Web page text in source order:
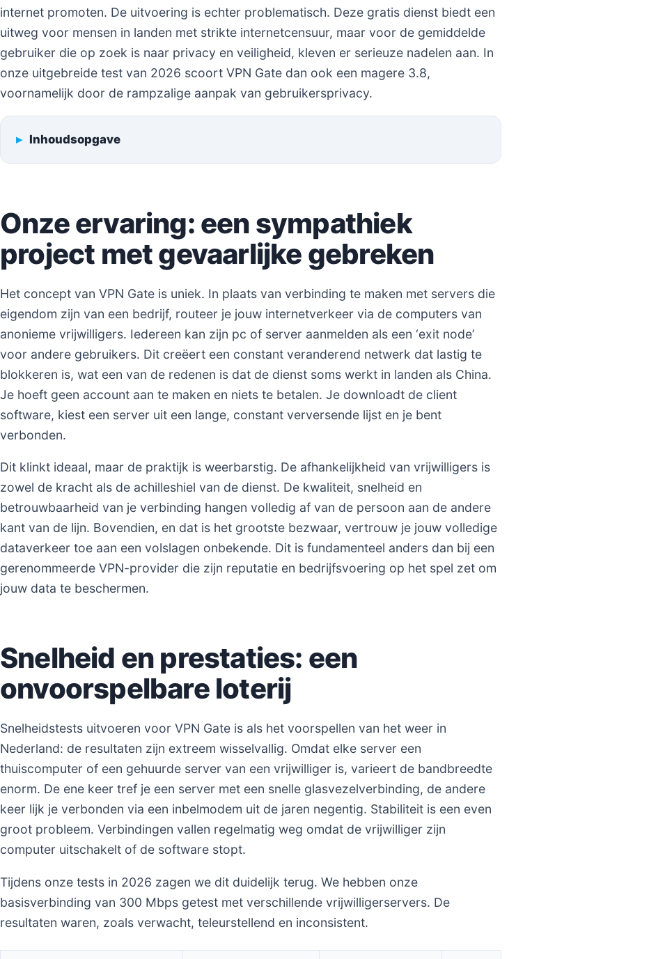
internet promoten. De uitvoering is echter problematisch. Deze gratis dienst biedt een
uitweg voor mensen in landen met strikte internetcensuur, maar voor de gemiddelde
gebruiker die op zoek is naar privacy en veiligheid, kleven er serieuze nadelen aan. In
onze uitgebreide test van 2026 scoort VPN Gate dan ook een magere 3.8,
voornamelijk door de rampzalige aanpak van gebruikersprivacy.
Inhoudsopgave
Onze ervaring: een sympathiek
project met gevaarlijke gebreken
Het concept van VPN Gate is uniek. In plaats van verbinding te maken met servers die
eigendom zijn van een bedrijf, routeer je jouw internetverkeer via de computers van
anonieme vrijwilligers. Iedereen kan zijn pc of server aanmelden als een ‘exit node’
voor andere gebruikers. Dit creëert een constant veranderend netwerk dat lastig te
blokkeren is, wat een van de redenen is dat de dienst soms werkt in landen als China.
Je hoeft geen account aan te maken en niets te betalen. Je downloadt de client
software, kiest een server uit een lange, constant verversende lijst en je bent
verbonden.
Dit klinkt ideaal, maar de praktijk is weerbarstig. De afhankelijkheid van vrijwilligers is
zowel de kracht als de achilleshiel van de dienst. De kwaliteit, snelheid en
betrouwbaarheid van je verbinding hangen volledig af van de persoon aan de andere
kant van de lijn. Bovendien, en dat is het grootste bezwaar, vertrouw je jouw volledige
dataverkeer toe aan een volslagen onbekende. Dit is fundamenteel anders dan bij een
gerenommeerde VPN-provider die zijn reputatie en bedrijfsvoering op het spel zet om
jouw data te beschermen.
Snelheid en prestaties: een
onvoorspelbare loterij
Snelheidstests uitvoeren voor VPN Gate is als het voorspellen van het weer in
Nederland: de resultaten zijn extreem wisselvallig. Omdat elke server een
thuiscomputer of een gehuurde server van een vrijwilliger is, varieert de bandbreedte
enorm. De ene keer tref je een server met een snelle glasvezelverbinding, de andere
keer lijk je verbonden via een inbelmodem uit de jaren negentig. Stabiliteit is een even
groot probleem. Verbindingen vallen regelmatig weg omdat de vrijwilliger zijn
computer uitschakelt of de software stopt.
Tijdens onze tests in 2026 zagen we dit duidelijk terug. We hebben onze
basisverbinding van 300 Mbps getest met verschillende vrijwilligerservers. De
resultaten waren, zoals verwacht, teleurstellend en inconsistent.